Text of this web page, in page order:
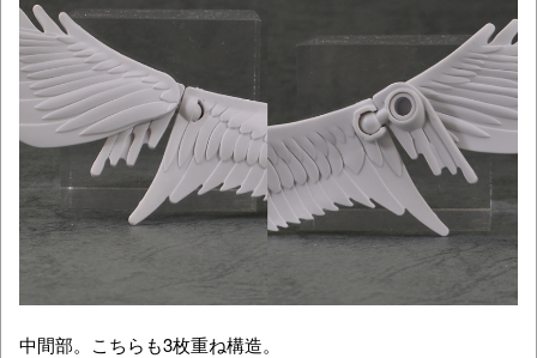
中間部。こちらも3枚重ね構造。